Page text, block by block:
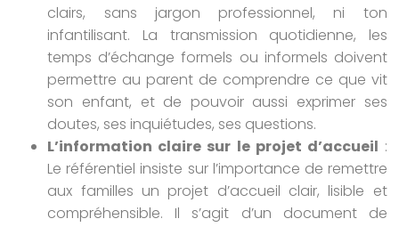
clairs, sans jargon professionnel, ni ton
infantilisant. La transmission quotidienne, les
temps d’échange formels ou informels doivent
permettre au parent de comprendre ce que vit
son enfant, et de pouvoir aussi exprimer ses
doutes, ses inquiétudes, ses questions.
L’information claire sur le projet d’accueil :
Le référentiel insiste sur l’importance de remettre
aux familles un projet d’accueil clair, lisible et
compréhensible. Il s’agit d’un document de